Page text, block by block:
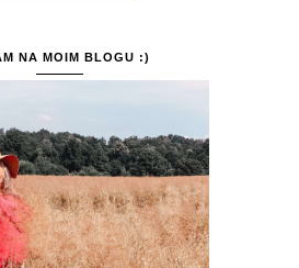
NA MOIM BLOGU :)